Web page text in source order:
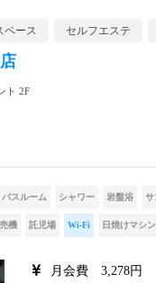
ペース セルフエステ
ト 2F
バスルーム シャワー 岩盤浴 サ
機 託児場 Wi-Fi 日焼けマシン
月会費 3,278円